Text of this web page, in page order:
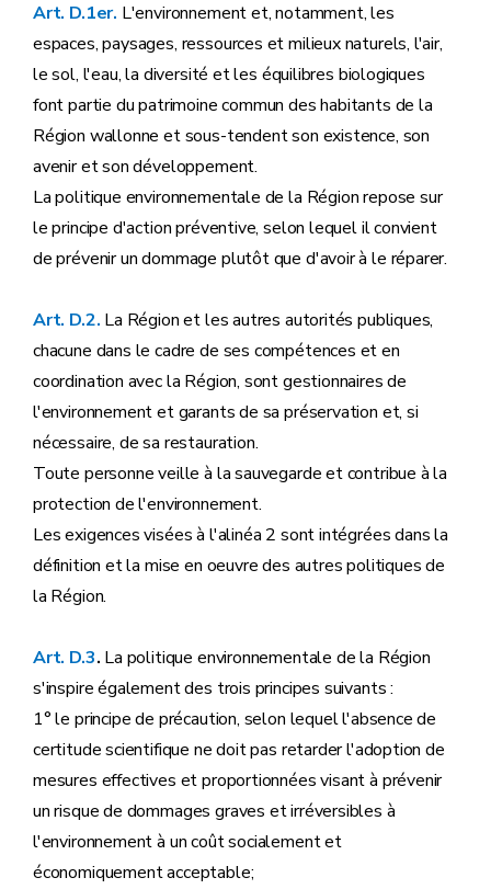
Art. D.1er. L'environnement et, notamment, les
espaces, paysages, ressources et milieux naturels, l'air,
le sol, l'eau, la diversité et les équilibres biologiques
font partie du patrimoine commun des habitants de la
Région wallonne et sous-tendent son existence, son
avenir et son développement.
La politique environnementale de la Région repose sur
le principe d'action préventive, selon lequel il convient
de prévenir un dommage plutôt que d'avoir à le réparer.
Art. D.2. La Région et les autres autorités publiques,
chacune dans le cadre de ses compétences et en
coordination avec la Région, sont gestionnaires de
l'environnement et garants de sa préservation et, si
nécessaire, de sa restauration.
Toute personne veille à la sauvegarde et contribue à la
protection de l'environnement.
Les exigences visées à l'alinéa 2 sont intégrées dans la
définition et la mise en oeuvre des autres politiques de
la Région.
Art. D.3. La politique environnementale de la Région
s'inspire également des trois principes suivants :
1° le principe de précaution, selon lequel l'absence de
certitude scientifique ne doit pas retarder l'adoption de
mesures effectives et proportionnées visant à prévenir
un risque de dommages graves et irréversibles à
l'environnement à un coût socialement et
économiquement acceptable;